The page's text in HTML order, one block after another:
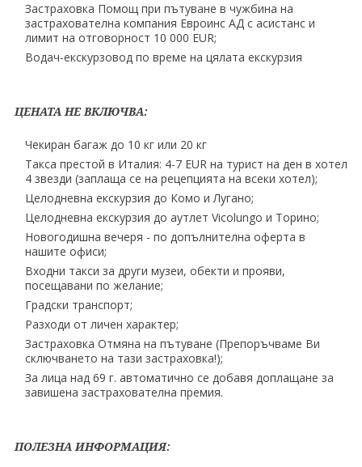
Застраховка Помощ при пътуване в чужбина на
застрахователна компания Евроинс АД с асистанс и
лимит на отговорност 10 000 EUR;
Водач-екскурзовод по време на цялата екскурзия
ЦЕНАТА НЕ ВКЛЮЧВА:
Чекиран багаж до 10 кг или 20 кг
Такса престой в Италия: 4-7 EUR на турист на ден в хотел
4 звезди (заплаща се на рецепцията на всеки хотел);
Целодневна екскурзия до Комо и Лугано;
Целодневна екскурзия до аутлет Vicolungo и Торино;
Новогодишна вечеря - по допълнителна оферта в
нашите офиси;
Входни такси за други музеи, обекти и прояви,
посещавани по желание;
Градски транспорт;
Разходи от личен характер;
Застраховка Отмяна на пътуване (Препоръчваме Ви
сключването на тази застраховка!);
За лица над 69 г. автоматично се добавя доплащане за
завишена застрахователна премия.
ПОЛЕЗНА ИНФОРМАЦИЯ: